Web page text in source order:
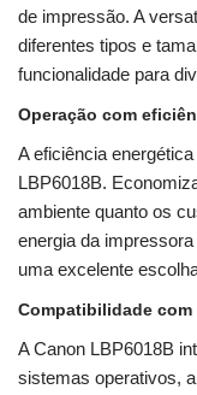
de impressão. A
diferentes tipos e
funcionalidade para
Operação com
A eficiência
LBP6018B.
ambiente quanto os
energia da
uma excelente
Compatibilidade
A Canon LBP6018B
sistemas operativos,